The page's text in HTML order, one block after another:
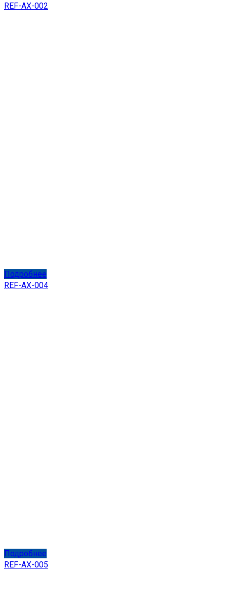
REF-AX-002
Подробнее
REF-AX-004
Подробнее
REF-AX-005